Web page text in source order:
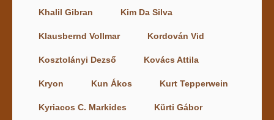
Khalil Gibran Kim Da Silva
Klausbernd Vollmar Kordován Vid
Kosztolányi Dezső Kovács Attila
Kryon Kun Ákos Kurt Tepperwein
Kyriacos C. Markides Kürti Gábor